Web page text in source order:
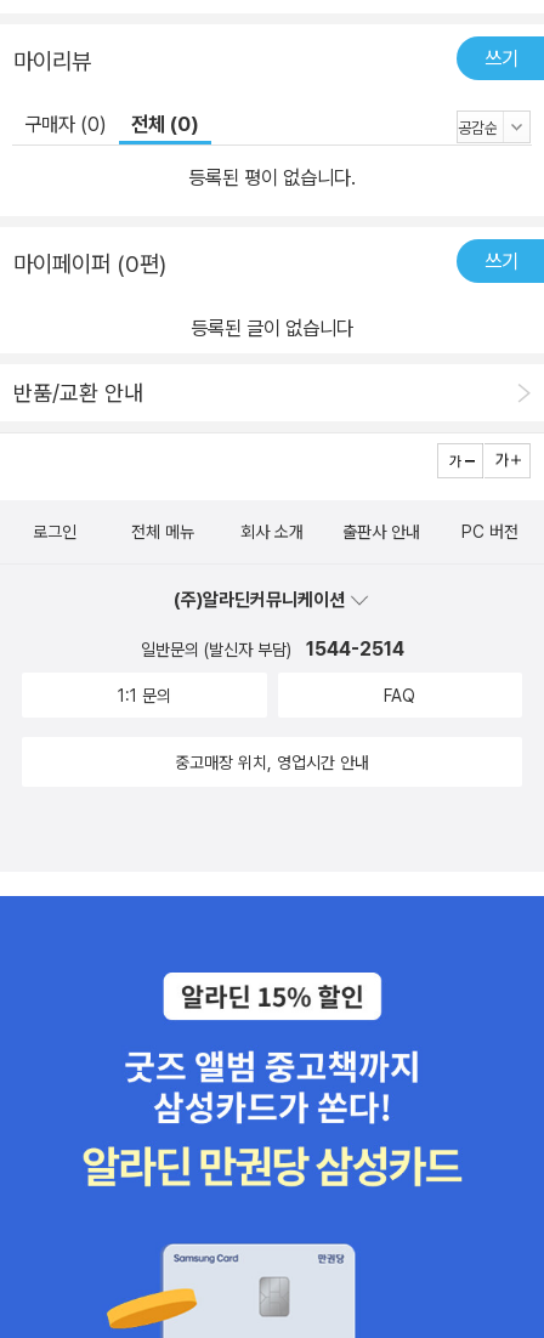
마이리뷰 쓰기
구매자 (0) 전체 (0)
등록된 평이 없습니다.
마이페이퍼 (0편) 쓰기
등록된 글이 없습니다
반품/교환 안내
로그인 전체 메뉴 회사 소개 출판사 안내 PC 버전
(주)알라딘커뮤니케이션
일반문의 (발신자 부담) 1544-2514
1:1 문의 FAQ
중고매장 위치, 영업시간 안내